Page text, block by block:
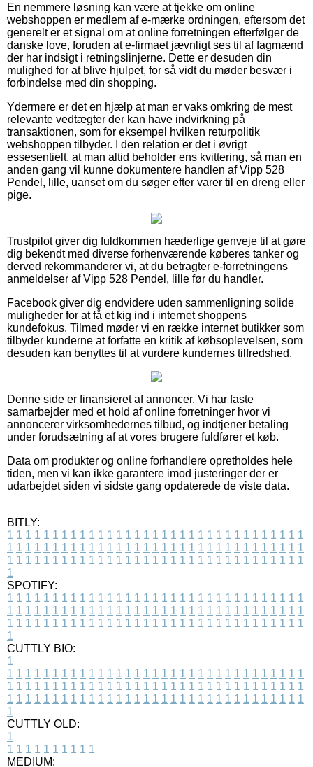
En nemmere løsning kan være at tjekke om online
webshoppen er medlem af e-mærke ordningen, eftersom det
generelt er et signal om at online forretningen efterfølger de
danske love, foruden at e-firmaet jævnligt ses til af fagmænd
der har indsigt i retningslinjerne. Dette er desuden din
mulighed for at blive hjulpet, for så vidt du møder besvær i
forbindelse med din shopping.
Ydermere er det en hjælp at man er vaks omkring de mest
relevante vedtægter der kan have indvirkning på
transaktionen, som for eksempel hvilken returpolitik
webshoppen tilbyder. I den relation er det i øvrigt
essesentielt, at man altid beholder ens kvittering, så man en
anden gang vil kunne dokumentere handlen af Vipp 528
Pendel, lille, uanset om du søger efter varer til en dreng eller
pige.
Trustpilot giver dig fuldkommen hæderlige genveje til at gøre
dig bekendt med diverse forhenværende køberes tanker og
derved rekommanderer vi, at du betragter e-forretningens
anmeldelser af Vipp 528 Pendel, lille før du handler.
Facebook giver dig endvidere uden sammenligning solide
muligheder for at få et kig ind i internet shoppens
kundefokus. Tilmed møder vi en række internet butikker som
tilbyder kunderne at forfatte en kritik af købsoplevelsen, som
desuden kan benyttes til at vurdere kundernes tilfredshed.
Denne side er finansieret af annoncer. Vi har faste
samarbejder med et hold af online forretninger hvor vi
annoncerer virksomhedernes tilbud, og indtjener betaling
under forudsætning af at vores brugere fuldfører et køb.
Data om produkter og online forhandlere opretholdes hele
tiden, men vi kan ikke garantere imod justeringer der er
udarbejdet siden vi sidste gang opdaterede de viste data.
BITLY:
1 1 1 1 1 1 1 1 1 1 1 1 1 1 1 1 1 1 1 1 1 1 1 1 1 1 1 1 1 1 1 1 1
1 1 1 1 1 1 1 1 1 1 1 1 1 1 1 1 1 1 1 1 1 1 1 1 1 1 1 1 1 1 1 1 1
1 1 1 1 1 1 1 1 1 1 1 1 1 1 1 1 1 1 1 1 1 1 1 1 1 1 1 1 1 1 1 1 1
1
SPOTIFY:
1 1 1 1 1 1 1 1 1 1 1 1 1 1 1 1 1 1 1 1 1 1 1 1 1 1 1 1 1 1 1 1 1
1 1 1 1 1 1 1 1 1 1 1 1 1 1 1 1 1 1 1 1 1 1 1 1 1 1 1 1 1 1 1 1 1
1 1 1 1 1 1 1 1 1 1 1 1 1 1 1 1 1 1 1 1 1 1 1 1 1 1 1 1 1 1 1 1 1
1
CUTTLY BIO:
1
1 1 1 1 1 1 1 1 1 1 1 1 1 1 1 1 1 1 1 1 1 1 1 1 1 1 1 1 1 1 1 1 1
1 1 1 1 1 1 1 1 1 1 1 1 1 1 1 1 1 1 1 1 1 1 1 1 1 1 1 1 1 1 1 1 1
1 1 1 1 1 1 1 1 1 1 1 1 1 1 1 1 1 1 1 1 1 1 1 1 1 1 1 1 1 1 1 1 1
1
CUTTLY OLD:
1
1 1 1 1 1 1 1 1 1 1
MEDIUM: